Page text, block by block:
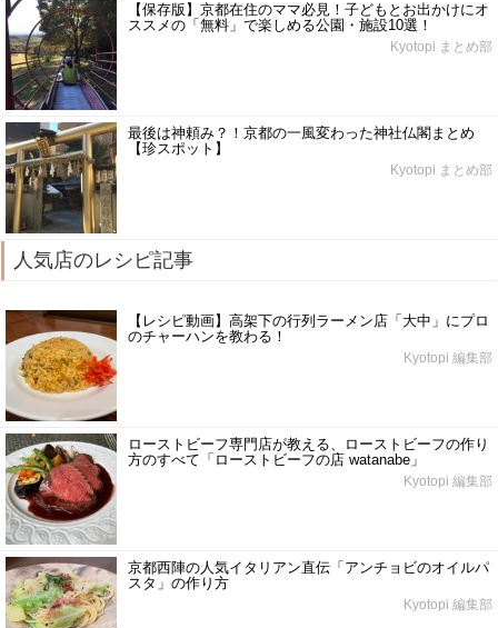
【保存版】京都在住のママ必見！子どもとお出かけにオ
ススメの「無料」で楽しめる公園・施設10選！
Kyotopi まとめ部
最後は神頼み？！京都の一風変わった神社仏閣まとめ
【珍スポット】
Kyotopi まとめ部
人気店のレシピ記事
【レシピ動画】高架下の行列ラーメン店「大中」にプロ
のチャーハンを教わる！
Kyotopi 編集部
ローストビーフ専門店が教える、ローストビーフの作り
方のすべて「ローストビーフの店 watanabe」
Kyotopi 編集部
京都西陣の人気イタリアン直伝「アンチョビのオイルパ
スタ」の作り方
Kyotopi 編集部